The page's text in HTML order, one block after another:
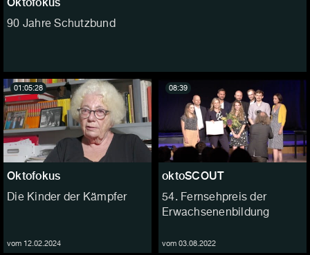
Oktofokus
90 Jahre Schutzbund
Oktofokus
Die Kinder der Kämpfer
vom 12.02.2024
01:05:28
oktoSCOUT
54. Fernsehpreis der
Erwachsenenbildung
vom 03.08.2022
08:39